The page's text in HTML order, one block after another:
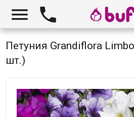
 
Петуния Grandiflora
шт.)